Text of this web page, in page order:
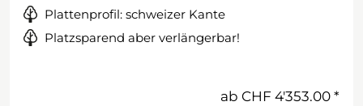
Plattenprofil: schweizer Kante
Platzsparend aber verlängerbar!
ab CHF 4'353.00